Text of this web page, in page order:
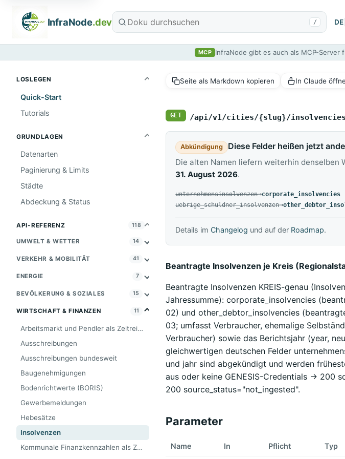
InfraNode.dev / DE
MCP InfraNode gibt es auch als MCP-Server
LOSLEGEN
Quick-Start
Tutorials
GRUNDLAGEN
Datenarten
Paginierung & Limits
Städte
Abdeckung & Status
API-REFERENZ 118
UMWELT & WETTER 14
VERKEHR & MOBILITÄT 41
ENERGIE 7
BEVÖLKERUNG & SOZIALES 15
WIRTSCHAFT & FINANZEN 11
Arbeitsmarkt und Pendler als Zeitreihe (Wegweiser, Tier A)
Ausschreibungen
Ausschreibungen bundesweit
Baugenehmigungen
Bodenrichtwerte (BORIS)
Gewerbemeldungen
Hebesätze
Insolvenzen
Kommunale Finanzkennzahlen als Zeitreihe (Wegweiser, Tier A)
Seite als Markdown kopieren In Claude
GET /api/v1/cities/{slug}/insolvencies
Abkündigung Diese Felder heißen jetzt
Die alten Namen liefern weiterhin denselben
31. August 2026.
unternehmensinsolvenzen
ersetzt durch →corporate_insolvencies
uebrige_schuldner_insolvenzen
ersetzt durch →
Details im Changelog und auf der Roadmap.
Beantragte Insolvenzen je Kreis
Beantragte Insolvenzen KREIS-genau
Jahressumme): corporate_insolvencies
02) und other_debtor_insolvencies
03; umfasst Verbraucher, ehemalige
Verbraucher) sowie das Berichtsjahr (year,
gleichwertigen deutschen Felder
und jahr sind abgekündigt und werden
aus oder keine GENESIS-Credentials -> 200
200 source_status="not_ingested".
Parameter
Name In Pflicht Typ